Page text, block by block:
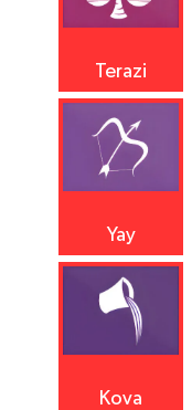
Terazi
Yay
Kova